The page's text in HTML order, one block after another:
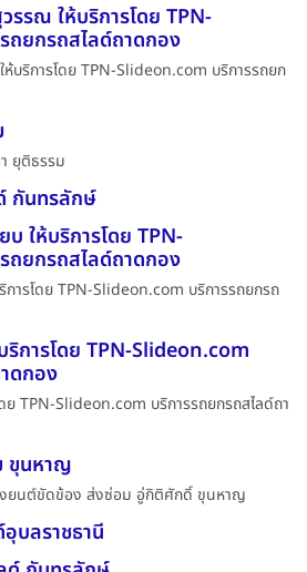
รรณ ให้บริการโดย TPN-
ถยกรถสไลด์ถาดกอง
บริการโดย TPN-Slideon.com บริการรถยก
ยุติธรรม
กันทรลักษ์
ให้บริการโดย TPN-
ถยกรถสไลด์ถาดกอง
การโดย TPN-Slideon.com บริการรถยกรถ
การโดย TPN-Slideon.com
ดกอง
ย TPN-Slideon.com บริการรถยกรถสไลด์ถา
ขุนหาญ
งยนต์ขัดข้อง ส่งซ่อม อู่กิติศักดิ์ ขุนหาญ
บลราชธานี